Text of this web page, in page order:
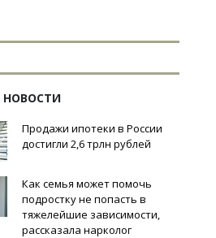
НОВОСТИ
Продажи ипотеки в России
достигли 2,6 трлн рублей
Как семья может помочь
подростку не попасть в
тяжелейшие зависимости,
рассказала нарколог